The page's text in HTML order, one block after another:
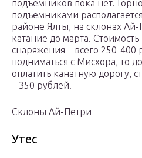
подъемников пока нет.
подъемниками
районе Ялты, на склонах
катание до марта.
снаряжения – всего 250-400
подниматься с Мисхора, то
оплатить канатную дорогу,
– 350 рублей.
Склоны Ай-Петри
Утес